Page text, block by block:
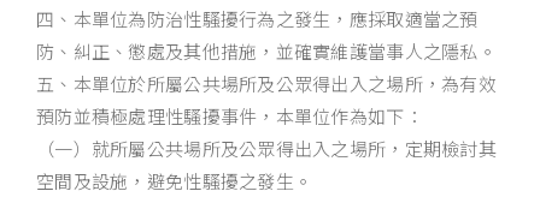
四、本單位為防治性騷擾行為之發生，應採取適當之預
防、糾正、懲處及其他措施，並確實維護當事人之隱私。
五、本單位於所屬公共場所及公眾得出入之場所，為有效
預防並積極處理性騷擾事件，本單位作為如下：
（一）就所屬公共場所及公眾得出入之場所，定期檢討其
空間及設施，避免性騷擾之發生。